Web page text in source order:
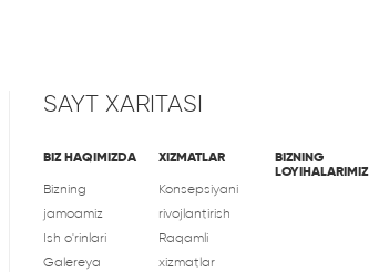
SAYT XARITASI
BIZ HAQIMIZDA
Bizning
jamoamiz
Ish o'rinlari
Galereya
XIZMATLAR
Konsepsiyani
rivojlantirish
Raqamli
xizmatlar
BIZNING
LOYIHALARIMIZ